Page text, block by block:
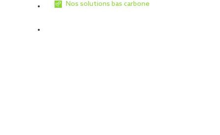
Nos solutions bas carbone